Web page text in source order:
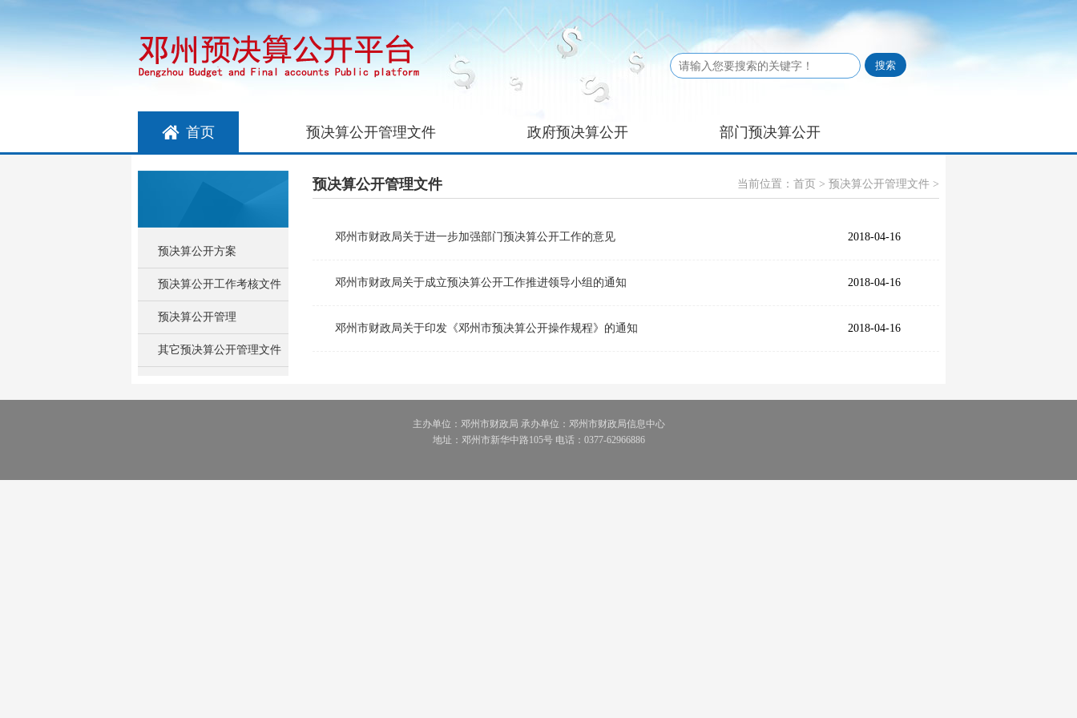
首页 预决算公开管理文件 政府预决算公开 部门预决算公开
预决算公开方案
预决算公开工作考核文件
预决算公开管理
其它预决算公开管理文件
预决算公开管理文件 当前位置： 首页 > 预决算公开管理文件 >
2018-04-16
邓州市财政局关于进一步加强部门预决算公开工作的意见
2018-04-16
邓州市财政局关于成立预决算公开工作推进领导小组的通知
2018-04-16
邓州市财政局关于印发《邓州市预决算公开操作规程》的通知
主办单位：邓州市财政局 承办单位：邓州市财政局信息中心
地址：邓州市新华中路105号 电话：0377-62966886